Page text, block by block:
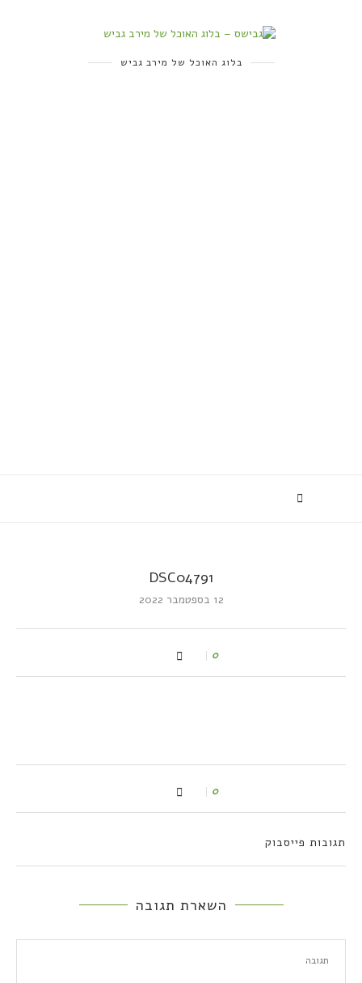
בלוג האוכל של מירב גביש
DSC04791
12 בספטמבר 2022
0
0
תגובות פייסבוק
השארת תגובה